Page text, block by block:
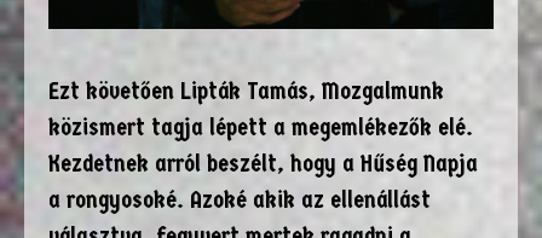
Ezt követően Lipták Tamás, Mozgalmunk
közismert tagja lépett a megemlékezők elé.
Kezdetnek arról beszélt, hogy a Hűség Napja
a rongyosoké. Azoké akik az ellenállást